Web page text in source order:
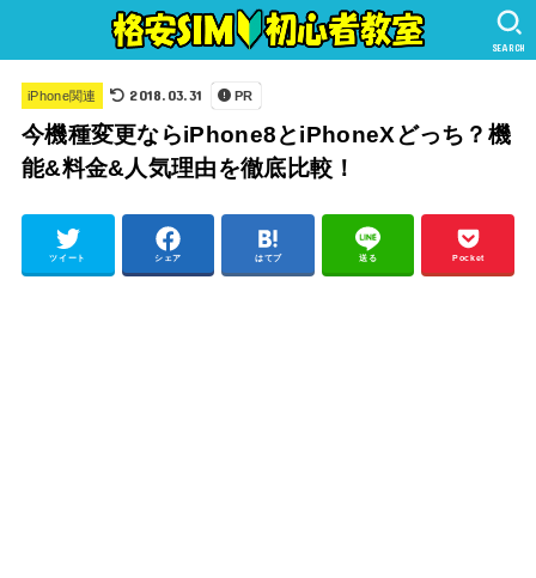
SEARCH
iPhone関連 2018.03.31 PR
今機種変更ならiPhone8とiPhoneXどっち？機
能&料金&人気理由を徹底比較！
ツイート シェア はてブ 送る Pocket